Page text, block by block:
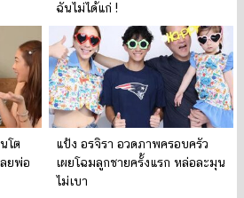
ฉันไม่ได้แก่ !
โต
ยพ่อ
แป้ง อรจิรา อวดภาพครอบครัว
เผยโฉมลูกชายครั้งแรก หล่อละมุน
ไม่เบา